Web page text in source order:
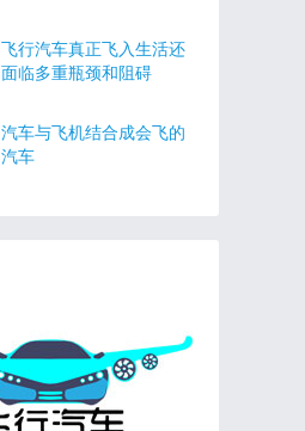
飞行汽车真正飞入生活还
面临多重瓶颈和阻碍
汽车与飞机结合成会飞的
汽车